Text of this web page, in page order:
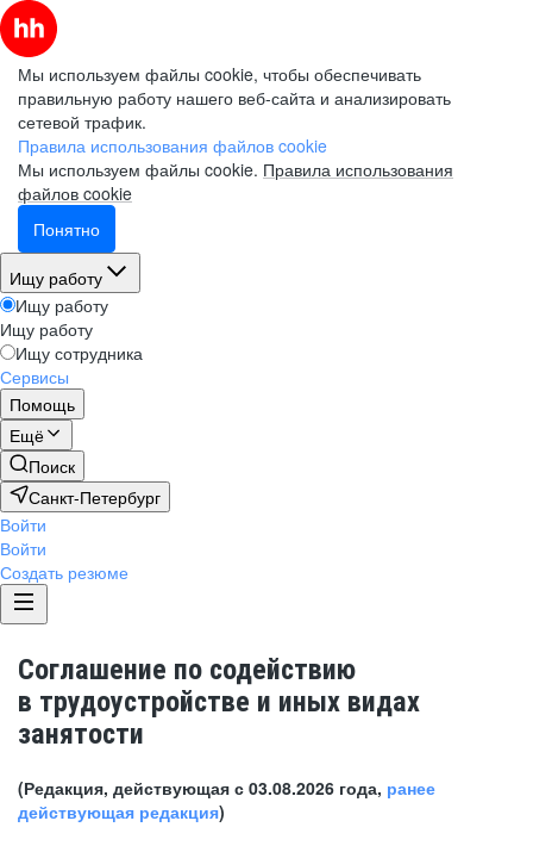
Мы используем файлы cookie, чтобы обеспечивать
правильную работу нашего веб-сайта и анализировать
сетевой трафик.
Правила использования файлов cookie
Мы используем файлы cookie. Правила использования
файлов cookie
Понятно
Ищу работу
Ищу работу
Ищу работу
Ищу сотрудника
Сервисы
Помощь
Ещё
Поиск
Санкт-Петербург
Войти
Войти
Создать резюме
Соглашение по содействию
в трудоустройстве и иных видах
занятости
(Редакция, действующая с 03.08.2026 года, ранее
действующая редакция)